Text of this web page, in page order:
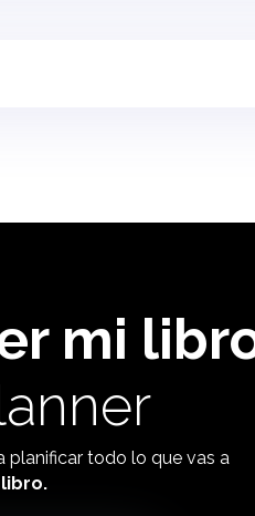
mi
planificar todo lo que vas a